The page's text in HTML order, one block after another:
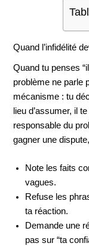
Quand l’infidélité
Quand tu penses
problème ne parle
mécanisme : tu
lieu d’assumer, il
responsable du
gagner une
Note les faits
vagues.
Refuse les
ta réaction.
Demande une
pas sur “ta